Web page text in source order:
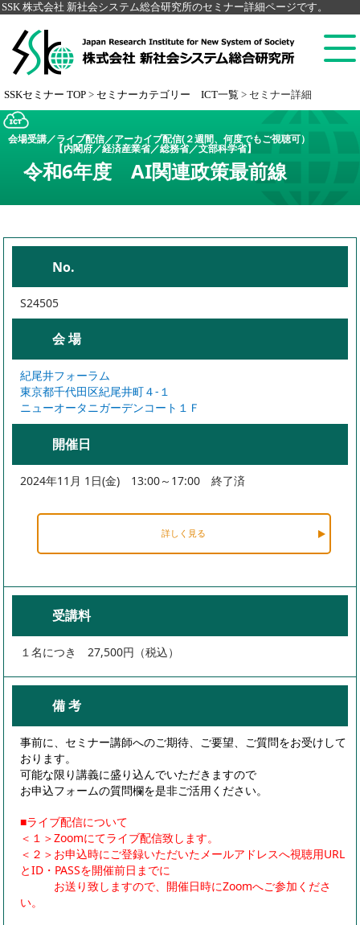
SSK 株式会社 新社会システム総合研究所のセミナー詳細ページです。
SSKセミナー TOP > セミナーカテゴリー ICT一覧 > セミナー詳細
会場受講／ライブ配信／アーカイブ配信(２週間、何度でもご視聴可）
【内閣府／経済産業省／総務省／文部科学省】
令和6年度 AI関連政策最前線
No.
S24505
会 場
紀尾井フォーラム
東京都千代田区紀尾井町４-１
ニューオータニガーデンコート１Ｆ
開催日
2024年11月 1日(金) 13:00～17:00 終了済
詳しく見る
受講料
１名につき 27,500円（税込）
備 考
事前に、セミナー講師へのご期待、ご要望、ご質問をお受けして
おります。
可能な限り講義に盛り込んでいただきますので
お申込フォームの質問欄を是非ご活用ください。
■ライブ配信について
＜１＞Zoomにてライブ配信致します。
＜２＞お申込時にご登録いただいたメールアドレスへ視聴用URL
とID・PASSを開催前日までに
お送り致しますので、開催日時にZoomへご参加くださ
い。